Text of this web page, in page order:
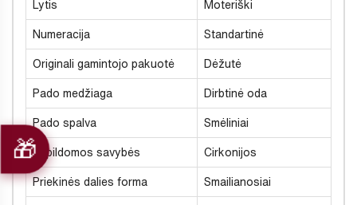
Lytis Moteriški
Numeracija Standartinė
Originali gamintojo pakuotė Dėžutė
Pado medžiaga Dirbtinė oda
Pado spalva Smėliniai
Papildomos savybės Cirkonijos
Priekinės dalies forma Smailianosiai